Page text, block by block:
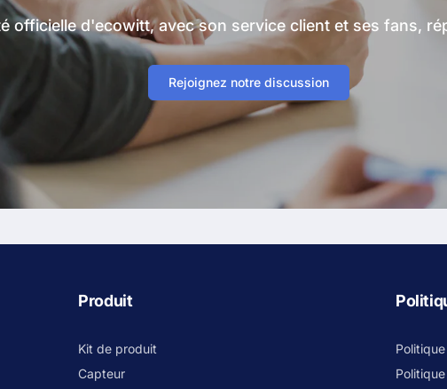
officielle d'ecowitt, avec son service client et ses fans,
Rejoignez notre discussion
Produit
Kit de produit
Capteur